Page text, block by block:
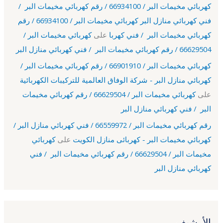
كهربائي مخيمات البر / 66934100 / رقم كهربائي مخيمات البر /
فني كهربائي منازل البر كهربائي مخيمات البر / 66934100 / رقم
كهربائي مخيمات البر / فني كهربا علىكهربائي مخيمات البر /
66629504 / رقم كهربائي مخيمات البر / فني كهربائي منازل البر
كهربائي مخيمات البر / 66901910 / رقم كهربائي مخيمات البر /
كهربائي منازل البر - شركة الوفاق العالمية للتركيبات الكهربائية
على
كهربائي مخيمات البر / 66629504 / رقم كهربائي مخيمات
البر / فني كهربائي منازل البر
رقم كهربائي مخيمات البر / 66559972 / فني كهربائي منازل البر /
كهربائي مخيمات البر - كهربائى منازل الكويت علىكهربائي
مخيمات البر / 66629504 / رقم كهربائي مخيمات البر / فني
كهربائي منازل البر